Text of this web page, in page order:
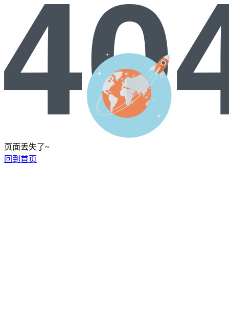
页面丢失了~
回到首页